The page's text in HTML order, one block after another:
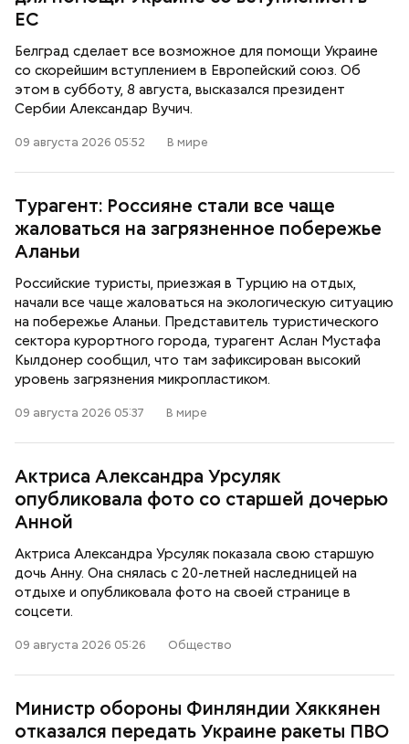
ЕС
Белград сделает все возможное для помощи Украине
со скорейшим вступлением в Европейский союз. Об
этом в субботу, 8 августа, высказался президент
Сербии Александар Вучич.
09 августа 2026 05:52 В мире
Турагент: Россияне стали все чаще
жаловаться на загрязненное побережье
Аланьи
Российские туристы, приезжая в Турцию на отдых,
начали все чаще жаловаться на экологическую ситуацию
на побережье Аланьи. Представитель туристического
сектора курортного города, турагент Аслан Мустафа
Кылдонер сообщил, что там зафиксирован высокий
уровень загрязнения микропластиком.
09 августа 2026 05:37 В мире
Актриса Александра Урсуляк
опубликовала фото со старшей дочерью
Анной
Актриса Александра Урсуляк показала свою старшую
дочь Анну. Она снялась с 20-летней наследницей на
отдыхе и опубликовала фото на своей странице в
соцсети.
09 августа 2026 05:26 Общество
Министр обороны Финляндии Хяккянен
отказался передать Украине ракеты ПВО